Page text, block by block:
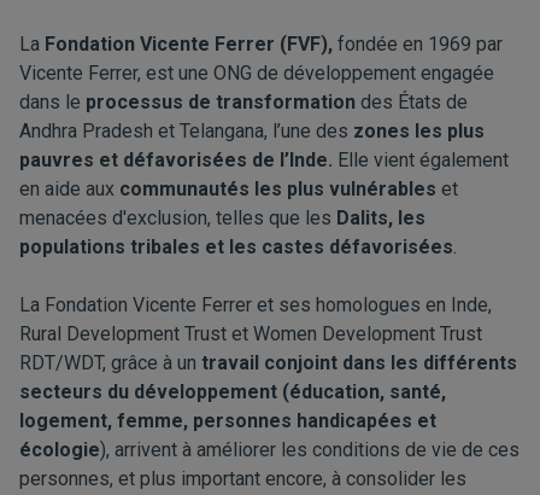
La Fondation Vicente Ferrer (FVF), fondée en 1969 par
Vicente Ferrer, est une ONG de développement engagée
dans le processus de transformation des États de
Andhra Pradesh et Telangana, l’une des zones les plus
pauvres et défavorisées de l’Inde. Elle vient également
en aide aux communautés les plus vulnérables et
menacées d'exclusion, telles que les Dalits, les
populations tribales et les castes défavorisées.
La Fondation Vicente Ferrer et ses homologues en Inde,
Rural Development Trust et Women Development Trust
RDT/WDT, grâce à un travail conjoint dans les différents
secteurs du développement (éducation, santé,
logement, femme, personnes handicapées et
écologie), arrivent à améliorer les conditions de vie de ces
personnes, et plus important encore, à consolider les